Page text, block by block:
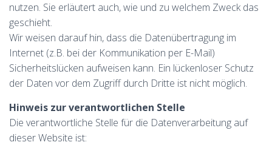
nutzen. Sie erläutert auch, wie und zu welchem Zweck das
geschieht.
Wir weisen darauf hin, dass die Datenübertragung im
Internet (z.B. bei der Kommunikation per E-Mail)
Sicherheitslücken aufweisen kann. Ein lückenloser Schutz
der Daten vor dem Zugriff durch Dritte ist nicht möglich.
Hinweis zur verantwortlichen Stelle
Die verantwortliche Stelle für die Datenverarbeitung auf
dieser Website ist: